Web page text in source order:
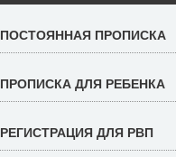
ПОСТОЯННАЯ ПРОПИСКА
ПРОПИСКА ДЛЯ РЕБЕНКА
РЕГИСТРАЦИЯ ДЛЯ РВП